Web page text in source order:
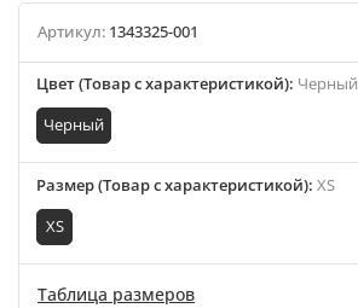
Артикул: 1343325-001
Цвет (Товар с характеристикой): Черный
Черный
Размер (Товар с характеристикой): XS
XS
Таблица размеров